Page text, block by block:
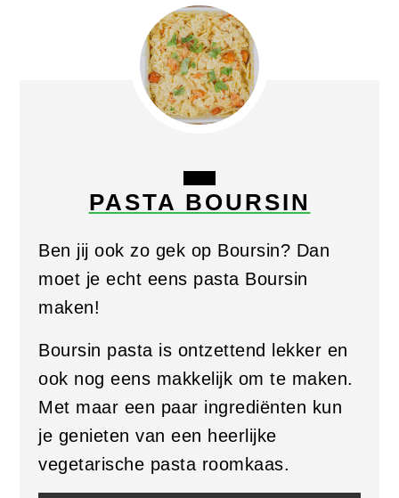
CREATE
PINTEREST
PIN
PASTA BOURSIN
Ben jij ook zo gek op Boursin? Dan
moet je echt eens pasta Boursin
maken!
Boursin pasta is ontzettend lekker en
ook nog eens makkelijk om te maken.
Met maar een paar ingrediënten kun
je genieten van een heerlijke
vegetarische pasta roomkaas.